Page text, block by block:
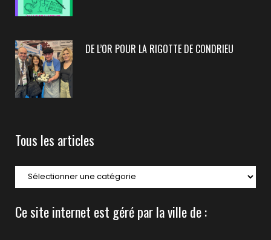
DE L’OR POUR LA RIGOTTE DE CONDRIEU
Tous les articles
Ce site internet est géré par la ville de :